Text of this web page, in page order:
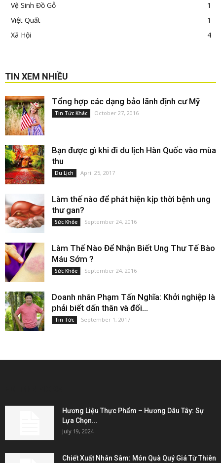
Vệ Sinh Đồ Gỗ
1
Việt Quất
1
Xã Hội
4
TIN XEM NHIỀU
Tổng hợp các dạng bảo lãnh định cư Mỹ
Tin Tức Khác October 27, 2016
Bạn được gì khi đi du lịch Hàn Quốc vào mùa
thu
Du Lịch April 25, 2017
Làm thế nào để phát hiện kịp thời bệnh ung
thư gan?
Sức Khỏe September 24, 2016
Làm Thế Nào Để Nhận Biết Ung Thư Tế Bào
Máu Sớm ?
Sức Khỏe September 24, 2016
Doanh nhân Phạm Tấn Nghĩa: Khởi nghiệp là
phải biết dấn thân và đối...
Tin Tức September 1, 2017
Hương Liệu Thực Phẩm – Hương Dâu Tây: Sự
Lựa Chọn...
July 19, 2024
Chiết Xuất Nhân Sâm: Món Quà Quý Giá Từ Thiên